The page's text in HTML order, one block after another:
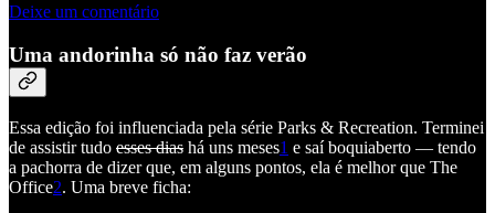
Deixe um comentário
Uma andorinha só não faz verão
Essa edição foi influenciada pela série Parks & Recreation. Terminei
de assistir tudo esses dias há uns meses1 e saí boquiaberto — tendo
a pachorra de dizer que, em alguns pontos, ela é melhor que The
Office2. Uma breve ficha: